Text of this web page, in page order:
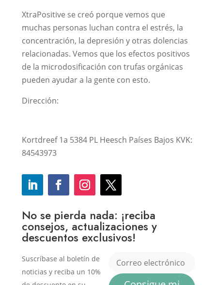
XtraPositive se creó porque vemos que
muchas personas luchan contra el estrés, la
concentración, la depresión y otras dolencias
relacionadas. Vemos que los efectos positivos
de la microdosificación con trufas orgánicas
pueden ayudar a la gente con esto.
Dirección:
Kortdreef 1a 5384 PL Heesch Países Bajos KVK:
84543973
No se pierda nada: ¡reciba
consejos, actualizaciones y
descuentos exclusivos!
Suscríbase al boletín de
noticias y reciba un 10%